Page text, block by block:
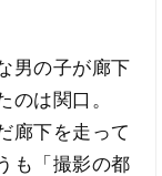
男の子が廊下
のは関口。
廊下を走って
も「撮影の都